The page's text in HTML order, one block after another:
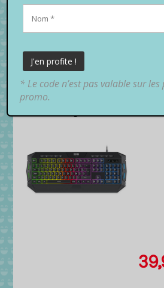
* Le code n’est pas valable sur
promo.